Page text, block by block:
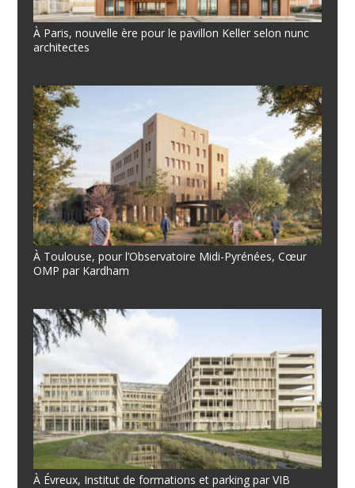
À Paris, nouvelle ère pour le pavillon Keller selon nunc
architectes
À Toulouse, pour l’Observatoire Midi-Pyrénées, Cœur
OMP par Kardham
À Évreux, Institut de formations et parking par VIB